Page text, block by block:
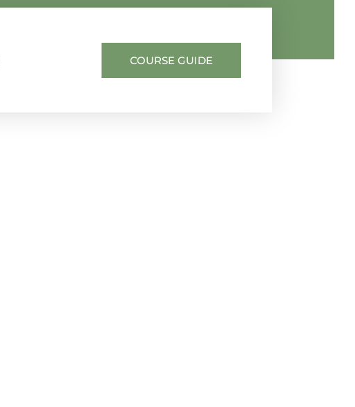
COURSE GUIDE